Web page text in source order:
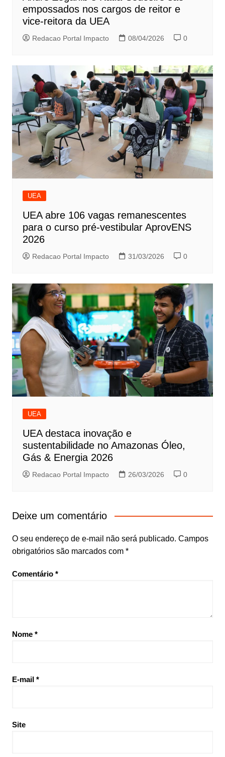
empossados nos cargos de reitor e
vice-reitora da UEA
Redacao Portal Impacto 08/04/2026 0
UEA
UEA abre 106 vagas remanescentes
para o curso pré-vestibular AprovENS
2026
Redacao Portal Impacto 31/03/2026 0
UEA
UEA destaca inovação e
sustentabilidade no Amazonas Óleo,
Gás & Energia 2026
Redacao Portal Impacto 26/03/2026 0
Deixe um comentário
O seu endereço de e-mail não será publicado. Campos
obrigatórios são marcados com *
Comentário *
Nome *
E-mail *
Site